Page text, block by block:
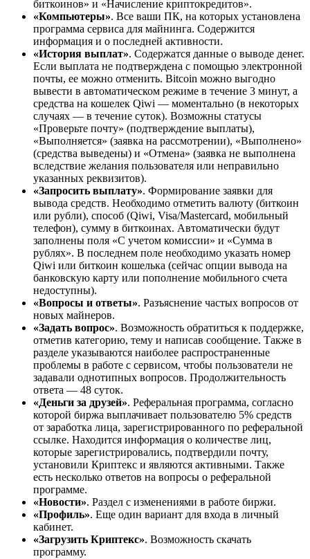
биткоинов» и «Начисление криптокредитов».
«Компьютеры». Все ваши ПК, на которых установлена ​​
программа сервиса для майнинга. Содержится
информация и о последней активности.
«История выплат». Содержатся данные о выводе денег.
Если выплата не подтверждена с помощью электронной
почты, ее можно отменить. Bitcoin можно выгодно
вывести в автоматическом режиме в течение 3 минут, а
средства на кошелек Qiwi — моментально (в некоторых
случаях — в течение суток). Возможны статусы
«Проверьте почту» (подтверждение выплаты),
«Выполняется» (заявка на рассмотрении), «Выполнено»
(средства выведены) и «Отмена» (заявка не выполнена
вследствие желания пользователя или неправильно
указанных реквизитов).
«Запросить выплату». Формирование заявки для
вывода средств. Необходимо отметить валюту (биткоин
или рубли), способ (Qiwi, Visa/Mastercard, мобильный
телефон), сумму в биткоинах. Автоматически будут
заполнены поля «С учетом комиссии» и «Сумма в
рублях». В последнем поле необходимо указать номер
Qiwi или биткоин кошелька (сейчас опции вывода на
банковскую карту или пополнение мобильного счета
недоступны).
«Вопросы и ответы». Разъяснение частых вопросов от
новых майнеров.
«Задать вопрос». Возможность обратиться к поддержке,
отметив категорию, тему и написав сообщение. Также в
разделе указываются наиболее распространенные
проблемы в работе с сервисом, чтобы пользователи не
задавали однотипных вопросов. Продолжительность
ответа — 48 суток.
«Деньги за друзей». Реферальная программа, согласно
которой биржа выплачивает пользователю 5% средств
от заработка лица, зарегистрированного по реферальной
ссылке. Находится информация о количестве лиц,
которые зарегистрировались, подтвердили почту,
установили Криптекс и являются активными. Также
есть несколько ответов на вопросы о реферальной
программе.
«Новости». Раздел с изменениями в работе биржи.
«Профиль». Еще один вариант для входа в личный
кабинет.
«Загрузить Криптекс». Возможность скачать
программу.